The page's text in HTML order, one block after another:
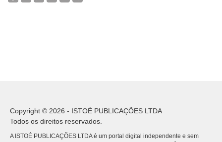
Copyright © 2026 - ISTOÉ PUBLICAÇÕES LTDA
Todos os direitos reservados.
A ISTOÉ PUBLICAÇÕES LTDA é um portal digital independente e sem